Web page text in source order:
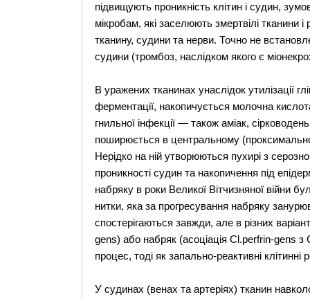
підвищують проникність клітин і судин,
мікробам, які заселюють змертвілі
тканину, судини та нерви. Точно не
судини (тромбоз, наслідком якого є
В уражених тканинах унаслідок утилізації
ферментації, накопичується молочна
гнильної інфекції — також аміак,
поширюється в центральному
Нерідко на ній утворюються пухирі з
проникності судин та накопичення під
набряку в роки Великої Вітчизняної війни
нитки, яка за прогресування набряку
спостерігаються завжди, але в різних
gens) або набряк (асоціація Cl.perfrin-gens
процес, тоді як запально-реактивні клітинні
У судинах (венах та артеріях) тканин